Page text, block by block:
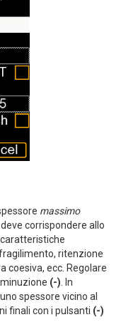
massimo
corrispondere allo
ritenzione
coesiva, ecc. Regolare
(-) . In
spessore vicino al
finali con i pulsanti (-)